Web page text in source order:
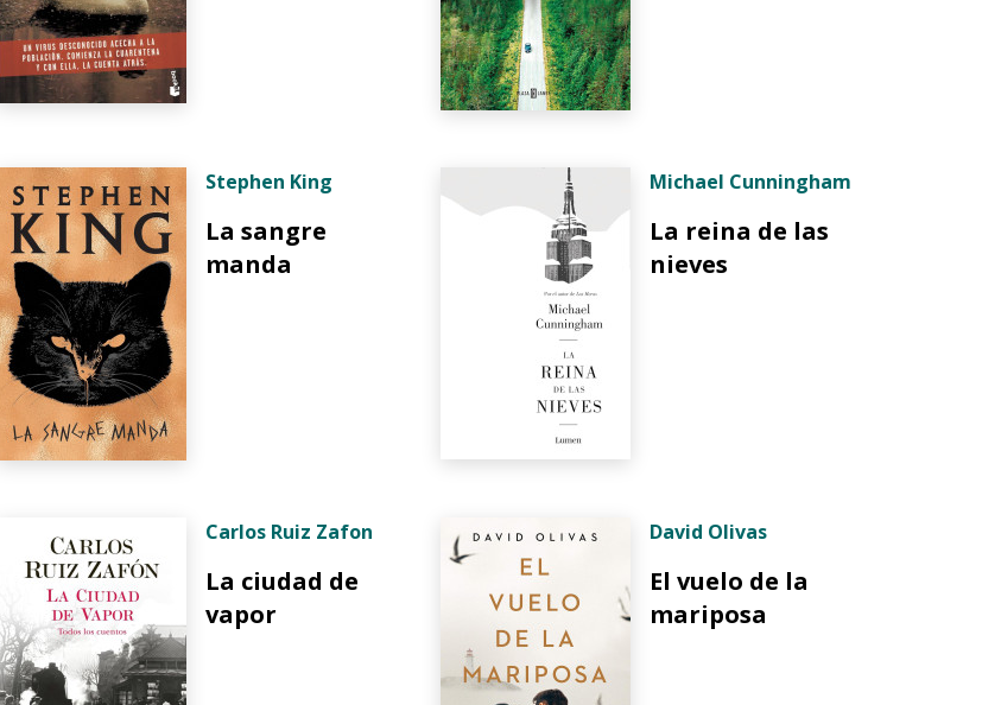
Stephen King
La sangre
manda
Michael Cunningham
La reina de las
nieves
Carlos Ruiz Zafon
La ciudad de
vapor
David Olivas
El vuelo de la
mariposa